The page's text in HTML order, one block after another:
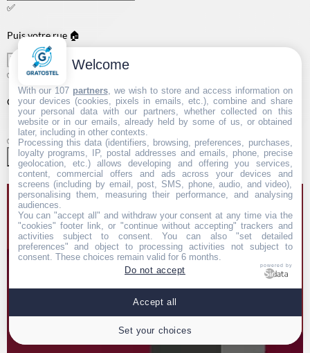
✅
Puis votre rue 🏠
✅
OUVotre N° Tel fixe ☎️
✅
Welcome
With our 107 partners, we wish to store and access information on
your devices (cookies, pixels in emails, etc.), combine and share
your personal data with our partners, whether collected on this
website or in our emails, already held by some of us, or obtained
later, including in other contexts.
Processing this data (identifiers, browsing, preferences, purchases,
loyalty programs, IP, postal addresses and emails, phone, precise
geolocation, etc.) allows developing and offering you services,
content, commercial offers and ads across your devices and
screens (including by email, post, SMS, phone, audio, and video),
personalising them, measuring their performance, and analysing
audiences.
You can "accept all" and withdraw your consent at any time via the
"cookies" footer link, or "continue without accepting" trackers and
activities subject to consent. You can also "set detailed
preferences" and object to processing activities not subject to
consent. These choices remain valid for 6 months.
Do not accept
powered by
Set your choices
Accept all